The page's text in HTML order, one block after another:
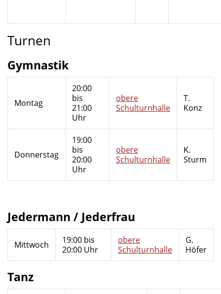
Turnen
Gymnastik
Montag
20:00
bis
21:00
Uhr
obere
Schulturnhalle
T.
Konz
Donnerstag
19:00
bis
20:00
Uhr
obere
Schulturnhalle
K.
Sturm
Jedermann / Jederfrau
Mittwoch
19:00 bis
20:00 Uhr
obere
Schulturnhalle
G.
Höfer
Tanz